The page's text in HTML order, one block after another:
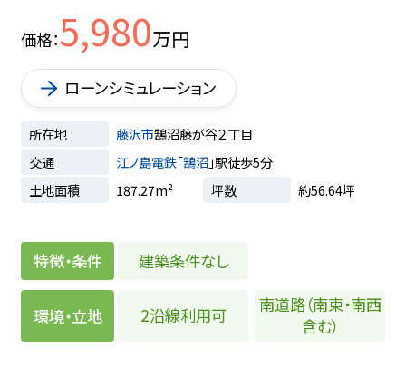
価格 5,980万円
ローンシミュレーション
所在地 藤沢市鵠沼藤が谷２丁目
交通
江ノ島電鉄「鵠沼」駅徒歩5分
土地面積
187.27m² 坪数 約56.64坪
特徴・条件 建築条件なし
環境・立地 2沿線利用可
南道路（南東・南西
含む）